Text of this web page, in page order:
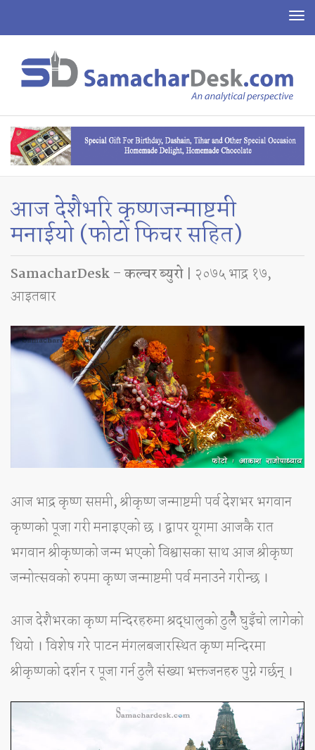
आज देशैभरि कृष्णजन्माष्टमी
मनाईयो (फोटो फिचर सहित)
SamacharDesk – कल्चर ब्युरो | २०७५ भाद्र १७,
आइतबार
आज भाद्र कृष्ण सप्तमी, श्रीकृष्ण जन्माष्टमी पर्व देशभर भगवान
कृष्णको पूजा गरी मनाइएको छ । द्वापर यूगमा आजकै रात
भगवान श्रीकृष्णको जन्म भएको विश्वासका साथ आज श्रीकृष्ण
जन्मोत्सवको रुपमा कृष्ण जन्माष्टमी पर्व मनाउने गरीन्छ ।
आज देशैभरका कृष्ण मन्दिरहरुमा श्रद्धालुको ठुलैै घुइँचो लागेको
थियो । विशेष गरे पाटन मंगलबजारस्थित कृष्ण मन्दिरमा
श्रीकृष्णको दर्शन र पूजा गर्न ठुलै संख्या भक्तजनहरु पुग्ने गर्छन् ।